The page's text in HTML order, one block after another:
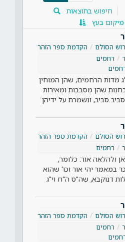
חיפוש בתוצאות
מיקום בעץ
הסולם
הקדמת ספר הזהר
ר
רחמים
מדות הרחמים, שהן המוחין
שהן מסבבות ומאירות
סביב, ונשמרת על ידיהן
הסולם
הקדמת ספר הזהר
ר רחמים
ולהלאה אור: כלומר,
במאמר יהי אור וכו' שהוא
דנוקבא, שה"ס ה"ח וי"ג
הסולם
הקדמת ספר הזהר
ר
רחמים